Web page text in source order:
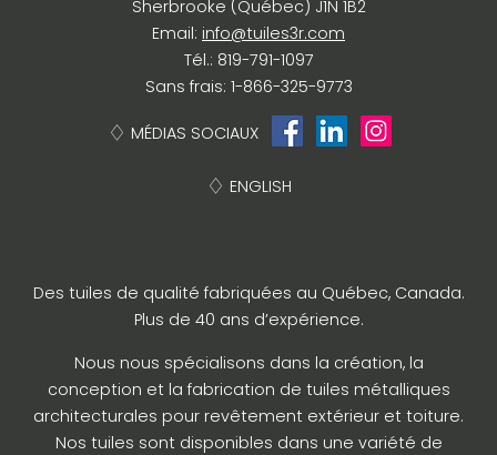
Sherbrooke (Québec) J1N 1B2
Email: info@tuiles3r.com
Tél.: 819-791-1097
Sans frais: 1-866-325-9773
MÉDIAS SOCIAUX
ENGLISH
Des tuiles de qualité fabriquées au Québec, Canada.
Plus de 40 ans d’expérience.
Nous nous spécialisons dans la création, la
conception et la fabrication de tuiles métalliques
architecturales pour revêtement extérieur et toiture.
Nos tuiles sont disponibles dans une variété de